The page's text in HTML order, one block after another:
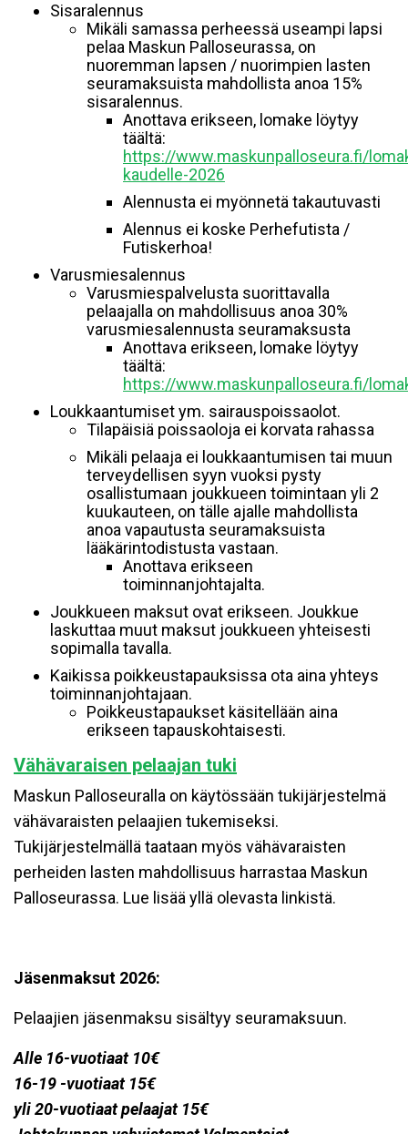
Sisaralennus
Mikäli samassa perheessä useampi lapsi
pelaa Maskun Palloseurassa, on
nuoremman lapsen / nuorimpien lasten
seuramaksuista mahdollista anoa 15%
sisaralennus.
Anottava erikseen, lomake löytyy
täältä:
https://www.maskunpalloseura.fi/
kaudelle-2026
Alennusta ei myönnetä takautuvasti
Alennus ei koske Perhefutista /
Futiskerhoa!
Varusmiesalennus
Varusmiespalvelusta suorittavalla
pelaajalla on mahdollisuus anoa 30%
varusmiesalennusta seuramaksusta
Anottava erikseen, lomake löytyy
täältä:
https://www.maskunpalloseura.fi/
Loukkaantumiset ym. sairauspoissaolot.
Tilapäisiä poissaoloja ei korvata rahassa
Mikäli pelaaja ei loukkaantumisen tai muun
terveydellisen syyn vuoksi pysty
osallistumaan joukkueen toimintaan yli 2
kuukauteen, on tälle ajalle mahdollista
anoa vapautusta seuramaksuista
lääkärintodistusta vastaan.
Anottava erikseen
toiminnanjohtajalta.
Joukkueen maksut ovat erikseen. Joukkue
laskuttaa muut maksut joukkueen yhteisesti
sopimalla tavalla.
Kaikissa poikkeustapauksissa ota aina yhteys
toiminnanjohtajaan.
Poikkeustapaukset käsitellään aina
erikseen tapauskohtaisesti.
Vähävaraisen pelaajan tuki
Maskun Palloseuralla on käytössään tukijärjestelmä
vähävaraisten pelaajien tukemiseksi.
Tukijärjestelmällä taataan myös vähävaraisten
perheiden lasten mahdollisuus harrastaa Maskun
Palloseurassa. Lue lisää yllä olevasta linkistä.
Jäsenmaksut 2026:
Pelaajien jäsenmaksu sisältyy seuramaksuun.
Alle 16-vuotiaat 10€
16-19 -vuotiaat 15€
yli 20-vuotiaat pelaajat 15€